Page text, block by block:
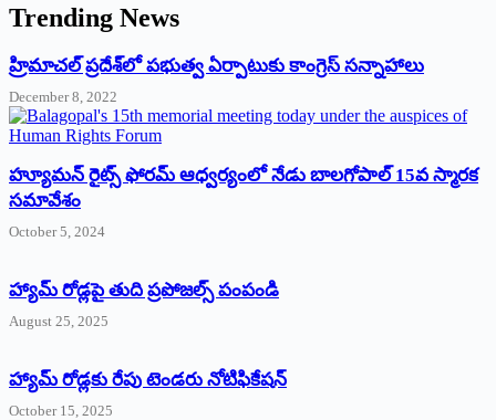
Trending News
‌హ్రిమాచల్‌ ‌ప్రదేశ్‌లో పభుత్వ ఏర్పాటుకు కాంగ్రెస్‌ ‌సన్నాహాలు
December 8, 2022
హ్యూమన్‌ రైట్స్‌ ఫోరమ్‌ ఆధ్వర్యంలో నేడు బాలగోపాల్‌ 15వ స్మారక
సమావేశం
October 5, 2024
హ్యామ్‌ రోడ్లపై తుది ప్రపోజల్స్‌ పంపండి
August 25, 2025
హ్యామ్‌ రోడ్లకు రేపు టెండరు నోటిఫికేషన్‌
October 15, 2025